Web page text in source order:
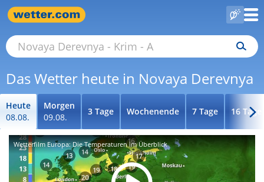
Das Wetter heute in Novaya Derevnya
Heute
08.08.
Morgen
09.08.
3 Tage Wochenende 7 Tage 16 Tage
Wetterfilm Europa: Die Temperaturen im Überblick